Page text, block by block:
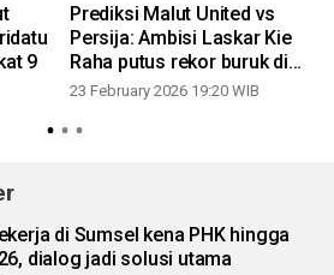
9
Prediksi Malut United vs
Persija: Ambisi Laskar Kie
Raha putus rekor buruk di
Ternate
23 February 2026 19:20 WIB
di Sumsel kena PHK hingga
dialog jadi solusi utama